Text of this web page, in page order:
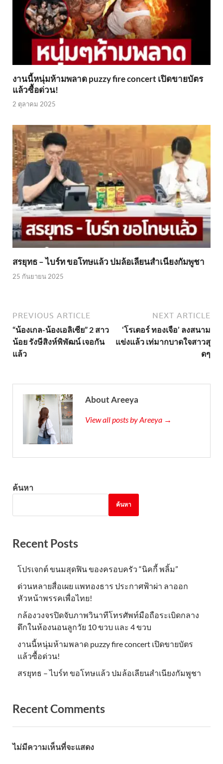
งานนี้หนุ่มห้ามพลาด puzzy fire concert เปิดขายบัตร
แล้วซื้อด่วน!
2 ตุลาคม 2025
สรยุทธ – ไบร์ท ขอโทษแล้ว ปมล้อเลียนสำเนียงกัมพูชา
25 กันยายน 2025
PREVIOUS ARTICLE
“น้องเกล-น้องเอลิเซีย” 2 สาว
น้อย รังษีสิงห์พิพัฒน์ เจอกัน
แล้ว
NEXT ARTICLE
‘โรเตอร์ ทองเจือ’ ลงสนาม
แข่งแล้ว เท่มากบาดใจสาวสุ
ดๆ
About Areeya
View all posts by Areeya →
ค้นหา
ค้นหา
Recent Posts
โปรเจกต์ ขนมสุดฟิน ของครอบครัว “นิคกี้ พลิ้ม”
ด่วนหลายสื่อเผย แพทองธาร ประกาศฟ้าผ่า ลาออก
หัวหน้าพรรคเพื่อไทย!
กล้องวงจรปิดจับภาพวินาทีโทรศัพท์มือถือระเบิดกลาง
ดึกในห้องนอนลูกวัย 10 ขวบ และ 4 ขวบ
งานนี้หนุ่มห้ามพลาด puzzy fire concert เปิดขายบัตร
แล้วซื้อด่วน!
สรยุทธ – ไบร์ท ขอโทษแล้ว ปมล้อเลียนสำเนียงกัมพูชา
Recent Comments
ไม่มีความเห็นที่จะแสดง